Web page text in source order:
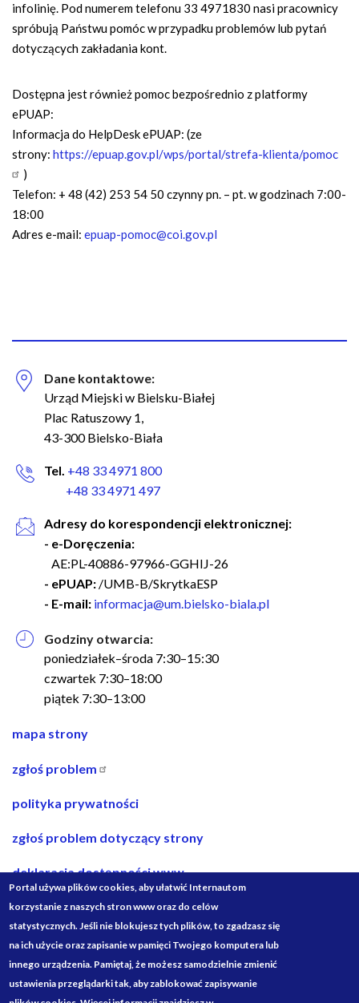
infolinię. Pod numerem telefonu 33 4971830 nasi pracownicy
spróbują Państwu pomóc w przypadku problemów lub pytań
dotyczących zakładania kont.
Dostępna jest również pomoc bezpośrednio z platformy
ePUAP:
Informacja do HelpDesk ePUAP: (ze
strony: https://epuap.gov.pl/wps/portal/strefa-klienta/pomoc
)
Telefon: + 48 (42) 253 54 50 czynny pn. – pt. w godzinach 7:00-
18:00
Adres e-mail: epuap-pomoc@coi.gov.pl
Dane kontaktowe:
Urząd Miejski w Bielsku-Białej
Plac Ratuszowy 1,
43-300 Bielsko-Biała
Tel. +48 33 4971 800
+48 33 4971 497
Adresy do korespondencji elektronicznej:
- e-Doręczenia:
AE:PL-40886-97966-GGHIJ-26
- ePUAP: /UMB-B/SkrytkaESP
- E-mail: informacja@um.bielsko-biala.pl
Godziny otwarcia:
poniedziałek–środa 7:30–15:30
czwartek 7:30–18:00
piątek 7:30–13:00
nawigacja
stopce
mapa strony
zgłoś problem
polityka prywatności
zgłoś problem dotyczący strony
deklaracja dostępności www
deklaracja dostępności bip
projekty ze środków budżetu państwa
Społecznościowe
Portal używa plików cookies, aby ułatwić Internautom
korzystanie z naszych stron www oraz do celów
statystycznych. Jeśli nie blokujesz tych plików, to zgadzasz się
na ich użycie oraz zapisanie w pamięci Twojego komputera lub
innego urządzenia. Pamiętaj, że możesz samodzielnie zmienić
ustawienia przeglądarki tak, aby zablokować zapisywanie